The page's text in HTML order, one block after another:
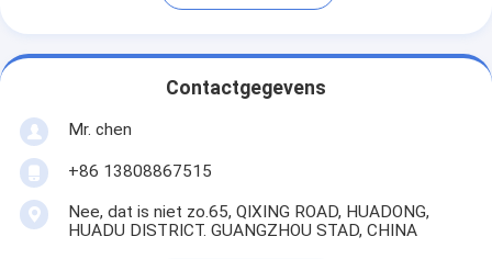
Contactgegevens
Mr. chen
+86 13808867515
Nee, dat is niet zo.65, QIXING ROAD, HUADONG,
HUADU DISTRICT. GUANGZHOU STAD, CHINA